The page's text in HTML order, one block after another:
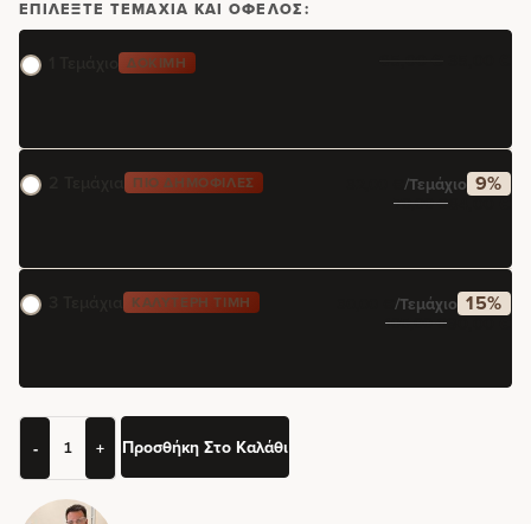
ΕΠΙΛΈΞΤΕ ΤΕΜΆΧΙΑ ΚΑΙ ΌΦΕΛΟΣ:
ΔΟΚΙΜΉ
ΠΙΟ ΔΗΜΟΦΙΛΈΣ /τεμάχιο 9%
70,00€64,00€
ΚΑΛΎΤΕΡΗ ΤΙΜΉ €/τεμάχιο 15%
105,00€90,00€
- + Προσθήκη Στο Καλάθι